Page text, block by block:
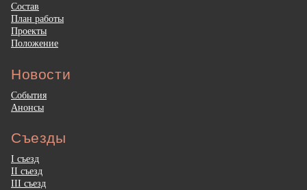
Состав
План работы
Проекты
Положение
Новости
События
Анонсы
Съезды
I съезд
II съезд
III съезд